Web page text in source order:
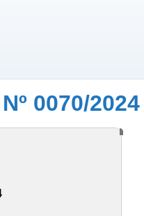
0070/2024